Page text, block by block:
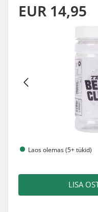
EUR 14,95
Laos olemas (5+ tükid)
LISA